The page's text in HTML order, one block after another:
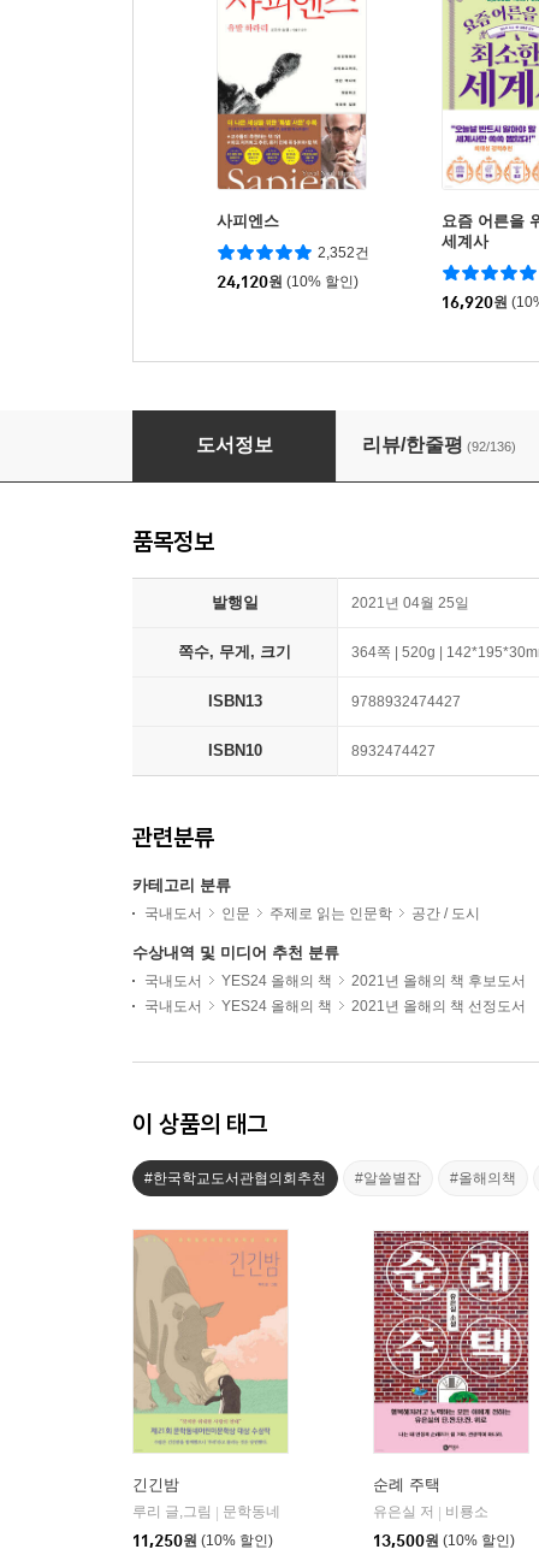
사피엔스
2,352건
24,120원 (10% 할인)
요즘 어른을
세계사
16,920원
공간의 미래
도서정보 리뷰/한줄평 (92/136)
품목정보
발행일 2021년 04월 25일
쪽수, 무게, 크기 364쪽 | 520g |
ISBN13 9788932474427
ISBN10 8932474427
관련분류
카테고리 분류
국내도서 인문 주제로 읽는 인문학 공간 / 도시
수상내역 및 미디어 추천 분류
국내도서 YES24 올해의 책
2021년 올해의 책 후보도서
국내도서
YES24 올해의 책 2021년 올해의 책 선정도서
이 상품의 태그
#한국학교도서관협의회추천 #알쓸별잡 #올해의책
긴긴밤
루리 글,그림
문학동네
11,250원 (10% 할인)
순례 주택
유은실 저
비룡소
13,500원 (10% 할인)